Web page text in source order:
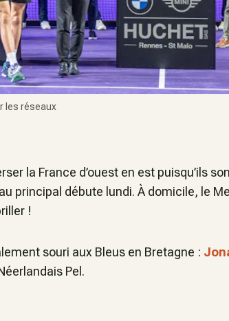
les réseaux
la France d’ouest en est puisqu’ils
principal débute lundi. À domicile, le
!
souri aux Bleus en Bretagne :
Pel.